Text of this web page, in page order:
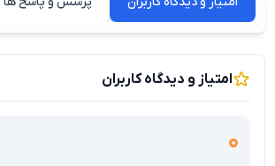
امتیاز و دیدگاه کاربران
0